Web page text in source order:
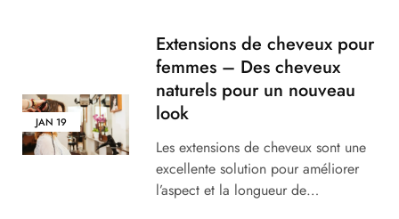
JAN 19
Extensions de cheveux pour
femmes – Des cheveux
naturels pour un nouveau
look
Les extensions de cheveux sont une
excellente solution pour améliorer
l’aspect et la longueur de…